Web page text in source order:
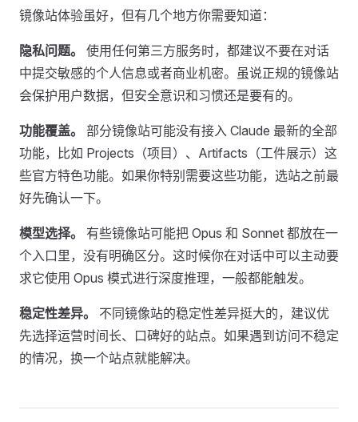
镜像站体验虽好，但有几个地方你需要知道：
隐私问题。
使用任何第三方服务时，都建议不要在对话
中提交敏感的个人信息或者商业机密。虽说正规的镜像站
会保护用户数据，但安全意识和习惯还是要有的。
功能覆盖。
部分镜像站可能没有接入 Claude 最新的全部
功能，比如 Projects（项目）、Artifacts（工件展示）这
些官方特色功能。如果你特别需要这些功能，选站之前最
好先确认一下。
模型选择。
有些镜像站可能把 Opus 和 Sonnet 都放在一
个入口里，没有明确区分。这时候你在对话中可以主动要
求它使用 Opus 模式进行深度推理，一般都能触发。
稳定性差异。
不同镜像站的稳定性差异挺大的，建议优
先选择运营时间长、口碑好的站点。如果遇到访问不稳定
的情况，换一个站点就能解决。